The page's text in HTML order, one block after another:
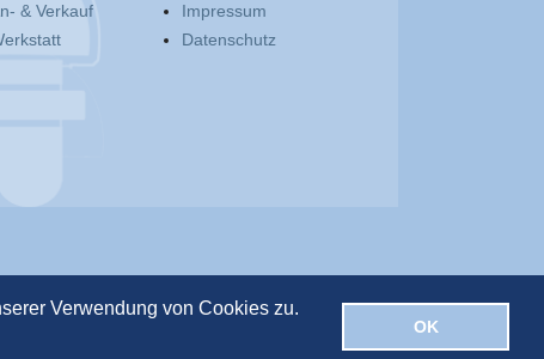
Verwendung von Cookies zu.
OK
& Verkauf
Impressum
Datenschutz